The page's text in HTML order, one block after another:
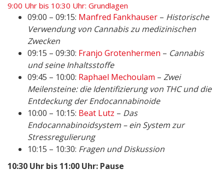
9:00 Uhr bis 10:30 Uhr: Grundlagen
09:00 – 09:15: Manfred Fankhauser – Historische
Verwendung von Cannabis zu medizinischen
Zwecken
09:15 – 09:30: Franjo Grotenhermen – Cannabis
und seine Inhaltsstoffe
09:45 – 10:00: Raphael Mechoulam – Zwei
Meilensteine: die Identifizierung von THC und die
Entdeckung der Endocannabinoide
10:00 – 10:15: Beat Lutz – Das
Endocannabinoidsystem – ein System zur
Stressregulierung
10:15 – 10:30: Fragen und Diskussion
10:30 Uhr bis 11:00 Uhr: Pause